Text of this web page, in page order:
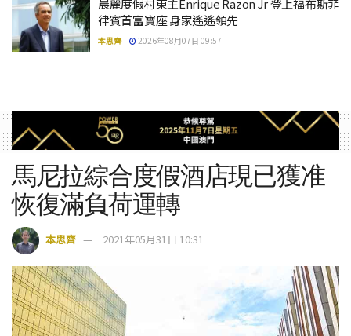
晨麗度假村東主Enrique Razon Jr 登上福布斯菲
律賓首富寶座 身家遙遙領先
本思齊 2026年08月07日 09:57
馬尼拉綜合度假酒店現已獲准
恢復滿負荷運轉
本思齊 2021年05月31日 10:31